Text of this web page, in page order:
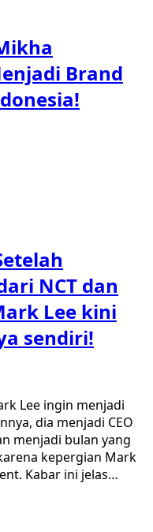
Brand
NCT dan
Lee kini
sendiri!
Lee ingin menjadi
dia menjadi CEO
menjadi bulan yang
kepergian Mark
Kabar ini jelas…